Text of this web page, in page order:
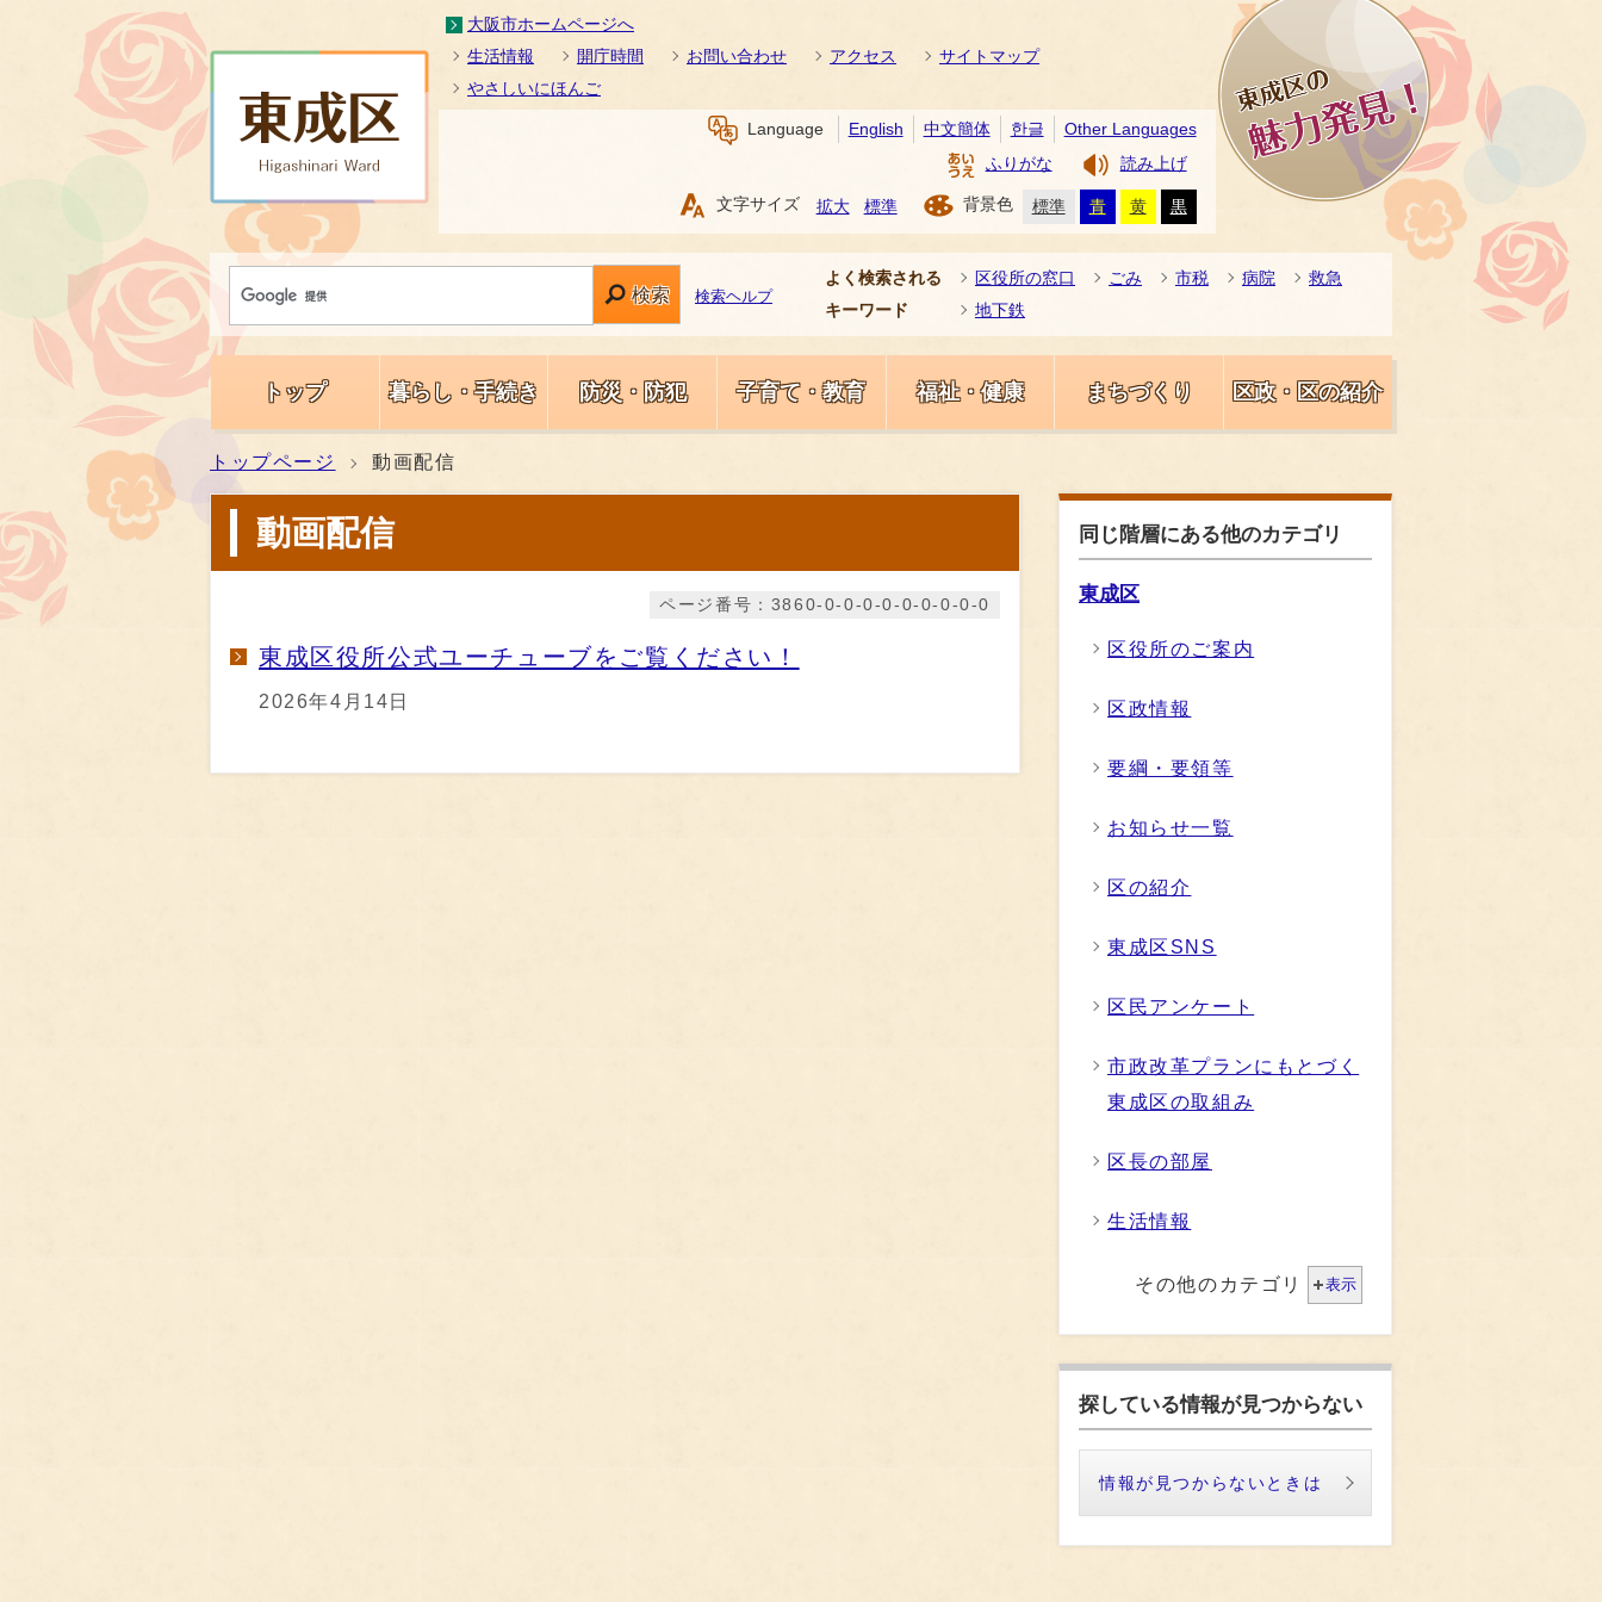
大阪市ホームページへ
生活情報
開庁時間 お問い合わせ アクセス
サイトマップ
やさしいにほんご
Language English 中文簡体 한글
Other Languages
ふりがな
読み上げ
文字サイズ 拡大 標準 背景色 標準 青 黄 黒
検索 検索ヘルプ
よく検索される
キーワード
区役所の窓口 ごみ 市税 病院
救急
地下鉄
トップ 暮らし・手続き 防災・防犯 子育て・教育 福祉・健康 まちづくり 区政・区の紹介
トップページ 動画配信
動画配信
ページ番号：3860-0-0-0-0-0-0-0-0-0
東成区役所公式ユーチューブをご覧ください！
2026年4月14日
同じ階層にある他のカテゴリ
東成区
区役所のご案内
区政情報
要綱・要領等
お知らせ一覧
区の紹介
東成区SNS
区民アンケート
市政改革プランにもとづく
東成区の取組み
区長の部屋
生活情報
その他のカテゴリ 表示
探している情報が見つからない
情報が見つからないときは